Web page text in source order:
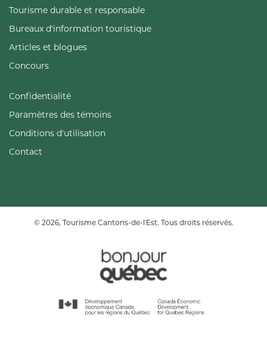
Tourisme durable et responsable
Bureaux d'information touristique
Articles et blogues
Concours
Confidentialité
Paramètres des témoins
Conditions d'utilisation
Contact
© 2026, Tourisme Cantons-de-l'Est. Tous droits réservés.